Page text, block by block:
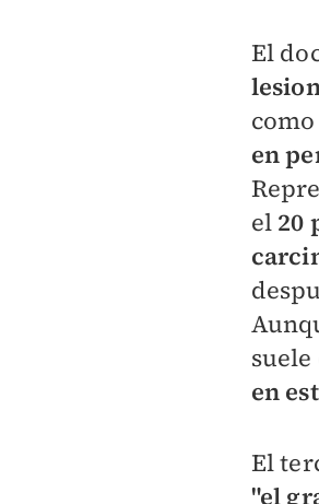
El
como
en
el 20
en
El
"el